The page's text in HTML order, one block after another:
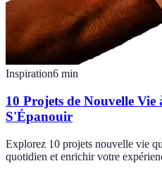
Inspiration6 min
10 Projets de Nouvelle
S'Épanouir
Explorez 10 projets nouvelle vie
quotidien et enrichir votre